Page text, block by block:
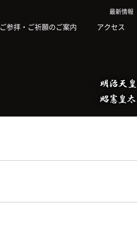
ご参拝・ご祈願のご案内 アクセス
最新情報